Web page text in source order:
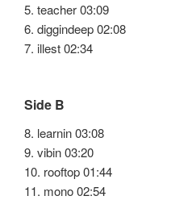
5. teacher 03:09
6. diggindeep 02:08
7. illest 02:34
Side B
8. learnin 03:08
9. vibin 03:20
10. rooftop 01:44
11. mono 02:54